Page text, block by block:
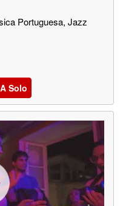
Portuguesa, Jazz
Solo